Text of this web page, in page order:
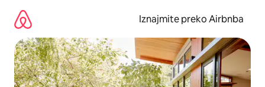
sadržaj
Iznajmite preko Airbnba